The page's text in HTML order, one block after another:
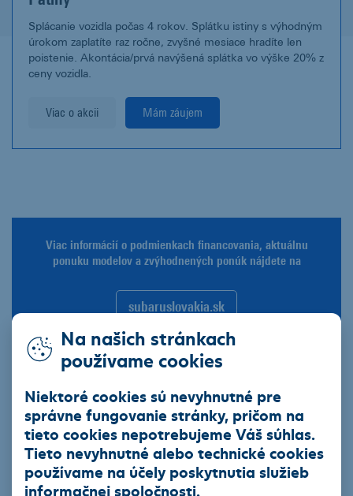
Splácanie vozidla počas 4 rokov. Splátku istiny s výhodným
úrokom zaplatíte raz ročne, zvyšné mesiace hradíte len
poistenie. Akontácia/prvá navýšená splátka vo výške 20% z
ceny vozidla.
Viac o akcii Mám záujem
Viac informácií o podmienkach financovania, aktuálnu
ponuku modelov a zvýhodnených ponúk nájdete na
subaruslovakia.sk
ZÍSKAJTE NAJVÝHODNEJŠIE
FINANCOVANIE
Nechajte si poradiť na predajnom mieste vozidiel SUBARU.
Personál vám pomôže s výberom vozidla a financovaním,
Na našich stránkach
používame cookies
Niektoré cookies sú nevyhnutné pre
správne fungovanie stránky, pričom na
tieto cookies nepotrebujeme Váš súhlas.
Tieto nevyhnutné alebo technické cookies
používame na účely poskytnutia služieb
informačnej spoločnosti.